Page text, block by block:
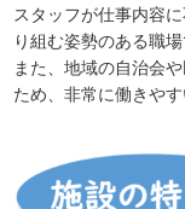
スタッフが仕事内容
り組む姿勢のある職場
また、地域の自治会
ため、非常に働きやす